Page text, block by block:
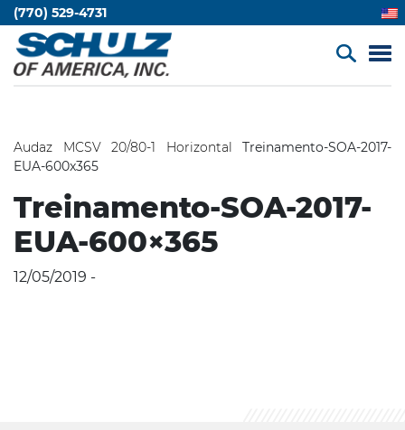
(770) 529-4731
Audaz MCSV 20/80-1 Horizontal
Treinamento-SOA-2017-
EUA-600x365
Treinamento-SOA-2017-
EUA-600×365
12/05/2019 -